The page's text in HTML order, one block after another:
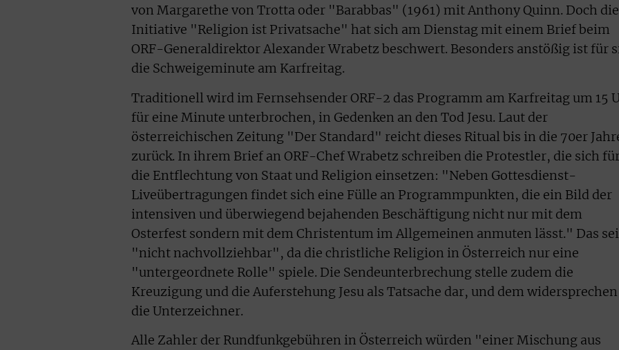
von Margarethe von Trotta oder "Barabbas" (1961) mit Anthony Quinn. Doch die
Initiative "Religion ist Privatsache" hat sich am Dienstag mit einem Brief beim
ORF-Generaldirektor Alexander Wrabetz beschwert. Besonders anstößig ist für
die Schweigeminute am Karfreitag.
Traditionell wird im Fernsehsender ORF-2 das Programm am Karfreitag um 15
für eine Minute unterbrochen, in Gedenken an den Tod Jesu. Laut der
österreichischen Zeitung "Der Standard" reicht dieses Ritual bis in die 70er
zurück. In ihrem Brief an ORF-Chef Wrabetz schreiben die Protestler, die sich
die Entflechtung von Staat und Religion einsetzen: "Neben Gottesdienst-
Liveübertragungen findet sich eine Fülle an Programmpunkten, die ein Bild der
intensiven und überwiegend bejahenden Beschäftigung nicht nur mit dem
Osterfest sondern mit dem Christentum im Allgemeinen anmuten lässt." Das sei
"nicht nachvollziehbar", da die christliche Religion in Österreich nur eine
"untergeordnete Rolle" spiele. Die Sendeunterbrechung stelle zudem die
Kreuzigung und die Auferstehung Jesu als Tatsache dar, und dem widersprechen
die Unterzeichner.
Alle Zahler der Rundfunkgebühren in Österreich würden "einer Mischung aus